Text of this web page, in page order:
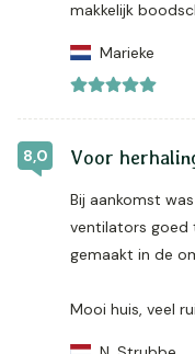
makkelijk
Marieke
8,0 Voor
Bij aankomst
ventilators goed
gemaakt in de
Mooi huis, veel